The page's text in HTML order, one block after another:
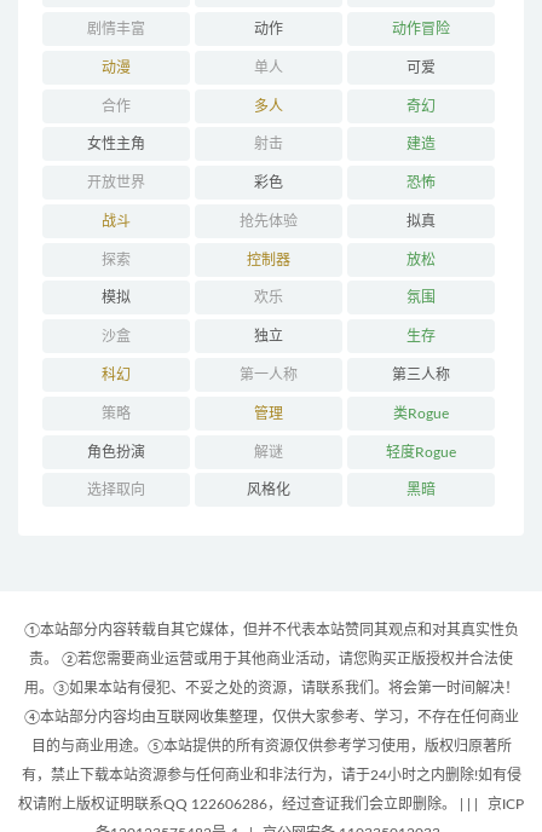
剧情丰富 动作 动作冒险
动漫 单人 可爱
合作 多人 奇幻
女性主角 射击 建造
开放世界 彩色 恐怖
战斗 抢先体验 拟真
探索 控制器 放松
模拟 欢乐 氛围
沙盒 独立 生存
科幻 第一人称 第三人称
策略 管理 类Rogue
角色扮演 解谜 轻度Rogue
选择取向 风格化 黑暗
①本站部分内容转载自其它媒体，但并不代表本站赞同其观点和对其真实性负
责。 ②若您需要商业运营或用于其他商业活动，请您购买正版授权并合法使
用。③如果本站有侵犯、不妥之处的资源，请联系我们。将会第一时间解决！
④本站部分内容均由互联网收集整理，仅供大家参考、学习，不存在任何商业
目的与商业用途。⑤本站提供的所有资源仅供参考学习使用，版权归原著所
有，禁止下载本站资源参与任何商业和非法行为，请于24小时之内删除!如有侵
权请附上版权证明联系QQ 122606286，经过查证我们会立即删除。 | |
京ICP